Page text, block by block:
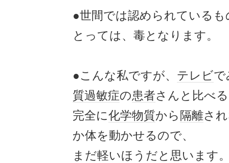
●世間では認められている
とっては、毒となります。
●こんな私ですが、 テレビで
質過敏症の患者さんと比べ
完全に化学物質から 隔離さ
か体を動かせるので、
まだ軽いほうだと思います